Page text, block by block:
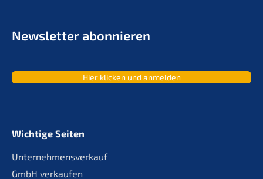
Newslet­ter abonnieren
Hier klicken und anmelden
Wichtige Seiten
Unternehmensverkauf
GmbH verkaufen